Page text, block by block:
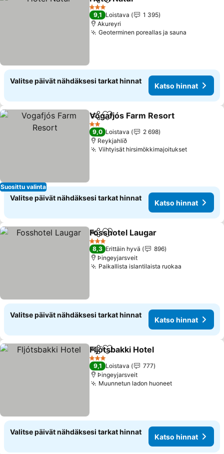
Jaa Lisää suosikkeihin
3 Tähtiluokitus
9,1 Loistava
1 395
Akureyri
Geoterminen poreallas ja sauna
Valitse päivät nähdäksesi tarkat hinnat
Katso hinnat
Suosittu valinta
Jaa Lisää suosikkeihin
Vogafjós Farm Resort
2 Tähtiluokitus
9,0 Loistava
2 698
Reykjahlíð
Viihtyisät hirsimökkimajoituksetKatso
Valitse päivät nähdäksesi tarkat hinnat
Katso hinnat
Jaa Lisää suosikkeihin
Fosshotel Laugar
3 Tähtiluokitus
8,3 Erittäin hyvä
896
Þingeyjarsveit
Paikallista islantilaista ruokaa
Valitse päivät nähdäksesi tarkat hinnat
Katso hinnat
Jaa Lisää suosikkeihin
Fljótsbakki Hotel
3 Tähtiluokitus
9,1 Loistava
777
Þingeyjarsveit
Muunnetun ladon huoneetKatso hinnat
Valitse päivät nähdäksesi tarkat hinnat
Katso hinnat